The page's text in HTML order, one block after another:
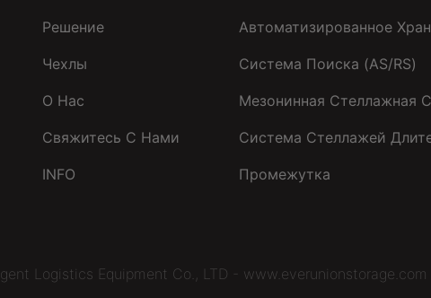
Решение
Чехлы
О Нас
Свяжитесь С Нами
INFO
Автоматизированное
Система Поиска (AS/RS)
Мезонинная Стеллажная
Система Стеллажей
Промежутка
Logistics Equipment Co., LTD - www.everunionstorage.com |